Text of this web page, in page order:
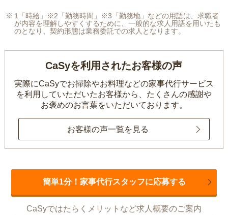
1「時給」※2「勤務時間」※3「勤務地」などの用語は、求職者
が内容を理解しやすくするために、一般的な求人用語を用いたも
のとなり、契約形態は業務委託での求人となります。
CaSyを利用されたお客様の声
実際にCaSyでお掃除やお料理などの家事代行サービス
を利用していただいたお客様から、 たくさんの感謝や
お褒めのお言葉をいただいております。
お客様の声一覧を見る
簡単1分！家事代行スタッフに応募する
CaSyではたらくメリットなど求人概要のご案内